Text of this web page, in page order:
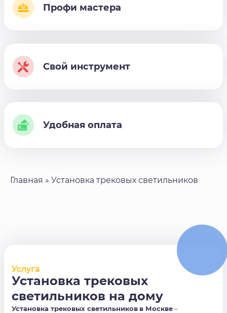
Профи мастера
Свой инструмент
Удобная оплата
Главная » Установка трековых светильников
Услуга
Установка трековых
светильников на дому
Установка трековых светильников в Москве–